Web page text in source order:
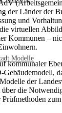
Modelle
der Länder der
und
virtuellen
Kommunen –
kommunaler
Gebäudemodell,
der
die